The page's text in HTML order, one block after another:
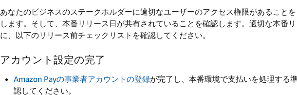
あなたのビジネスのステークホルダーに適切なユーザーのアクセス権限があることを
します。そして、本番リリース日が共有されていることを確認します。適切な本番
に、以下のリリース前チェックリストを確認してください。
アカウント設定の完了
Amazon Payの事業者アカウントの登録が完了し、本番環境で支払いを処理する
認してください。